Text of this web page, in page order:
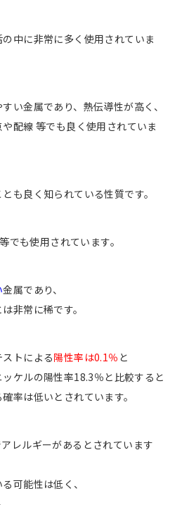
中に非常に多く使用されていま
い金属であり、熱伝導性が高く、
配線 等でも良く使用されていま
も良く知られている性質です。
でも使用されています。
金属であり、
非常に稀です。
トによる陽性率は0.1％ と
ケルの陽性率18.3％と比較すると
率は低いとされています。
レルギーがあるとされています
可能性は低く、